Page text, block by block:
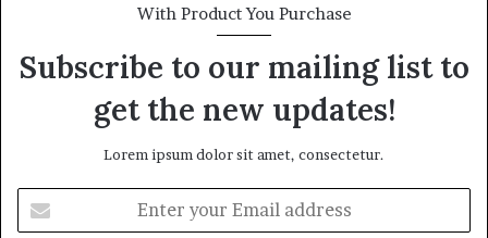
With Product You Purchase
Subscribe to our mailing list to
get the new updates!
Lorem ipsum dolor sit amet, consectetur.
your